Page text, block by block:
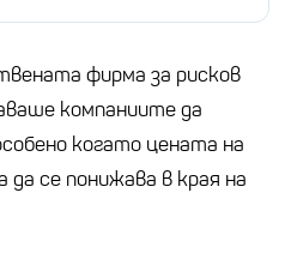
фирма за рисков
компаниите да
когато цената на
да се понижава в края на